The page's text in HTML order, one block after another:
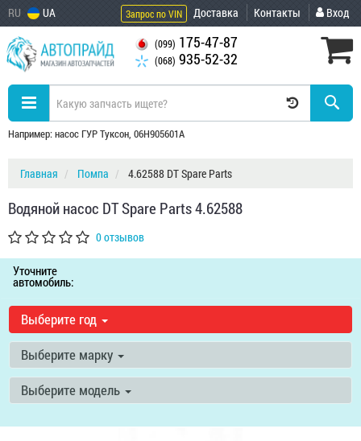
RU UA Запрос по VIN Доставка Контакты Вход
(099) 175-47-87
(068) 935-52-32
Например: насос ГУР Туксон, 06H905601A
Главная Помпа 4.62588 DT Spare Parts
Водяной насос DT Spare Parts 4.62588
0 отзывов
Уточните
автомобиль:
Выберите год
Выберите марку
Выберите модель